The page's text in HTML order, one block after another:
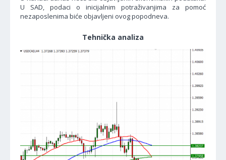
U SAD, podaci o inicijalnim potraživanjima za pomoć
nezaposlenima biće objavljeni ovog popodneva.
Tehnička analiza